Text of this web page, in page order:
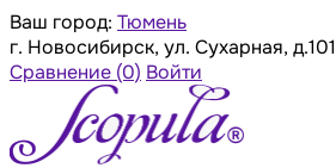
Ваш город: Тюмень
г. Новосибирск, ул. Сухарная, д.101
Сравнение (0) Войти